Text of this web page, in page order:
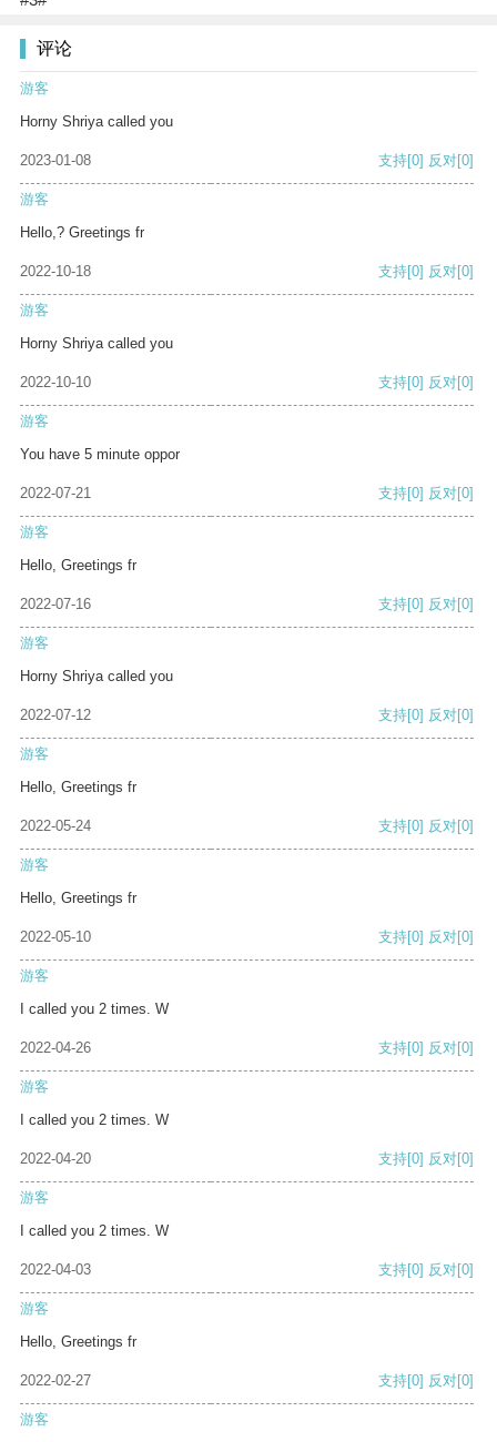
评论
游客
Horny Shriya called you
2023-01-08 支持[0] 反对[0]
游客
Hello,? Greetings fr
2022-10-18 支持[0] 反对[0]
游客
Horny Shriya called you
2022-10-10 支持[0] 反对[0]
游客
You have 5 minute oppor
2022-07-21 支持[0] 反对[0]
游客
Hello, Greetings fr
2022-07-16 支持[0] 反对[0]
游客
Horny Shriya called you
2022-07-12 支持[0] 反对[0]
游客
Hello, Greetings fr
2022-05-24 支持[0] 反对[0]
游客
Hello, Greetings fr
2022-05-10 支持[0] 反对[0]
游客
I called you 2 times. W
2022-04-26 支持[0] 反对[0]
游客
I called you 2 times. W
2022-04-20 支持[0] 反对[0]
游客
I called you 2 times. W
2022-04-03 支持[0] 反对[0]
游客
Hello, Greetings fr
2022-02-27 支持[0] 反对[0]
游客